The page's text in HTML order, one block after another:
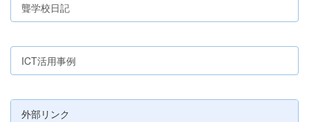
聾学校日記
ICT活用事例
外部リンク